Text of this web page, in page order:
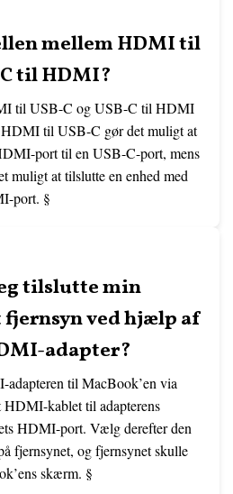
mellem HDMI til
C til HDMI?
til USB-C og USB-C til HDMI
HDMI til USB-C gør det muligt at
port til en USB-C-port, mens
at tilslutte en enhed med
port. §
tilslutte min
ved hjælp af
adapter?
til MacBook’en via
kablet til adapterens
HDMI-port. Vælg derefter den
fjernsynet, og fjernsynet skulle
skærm. §